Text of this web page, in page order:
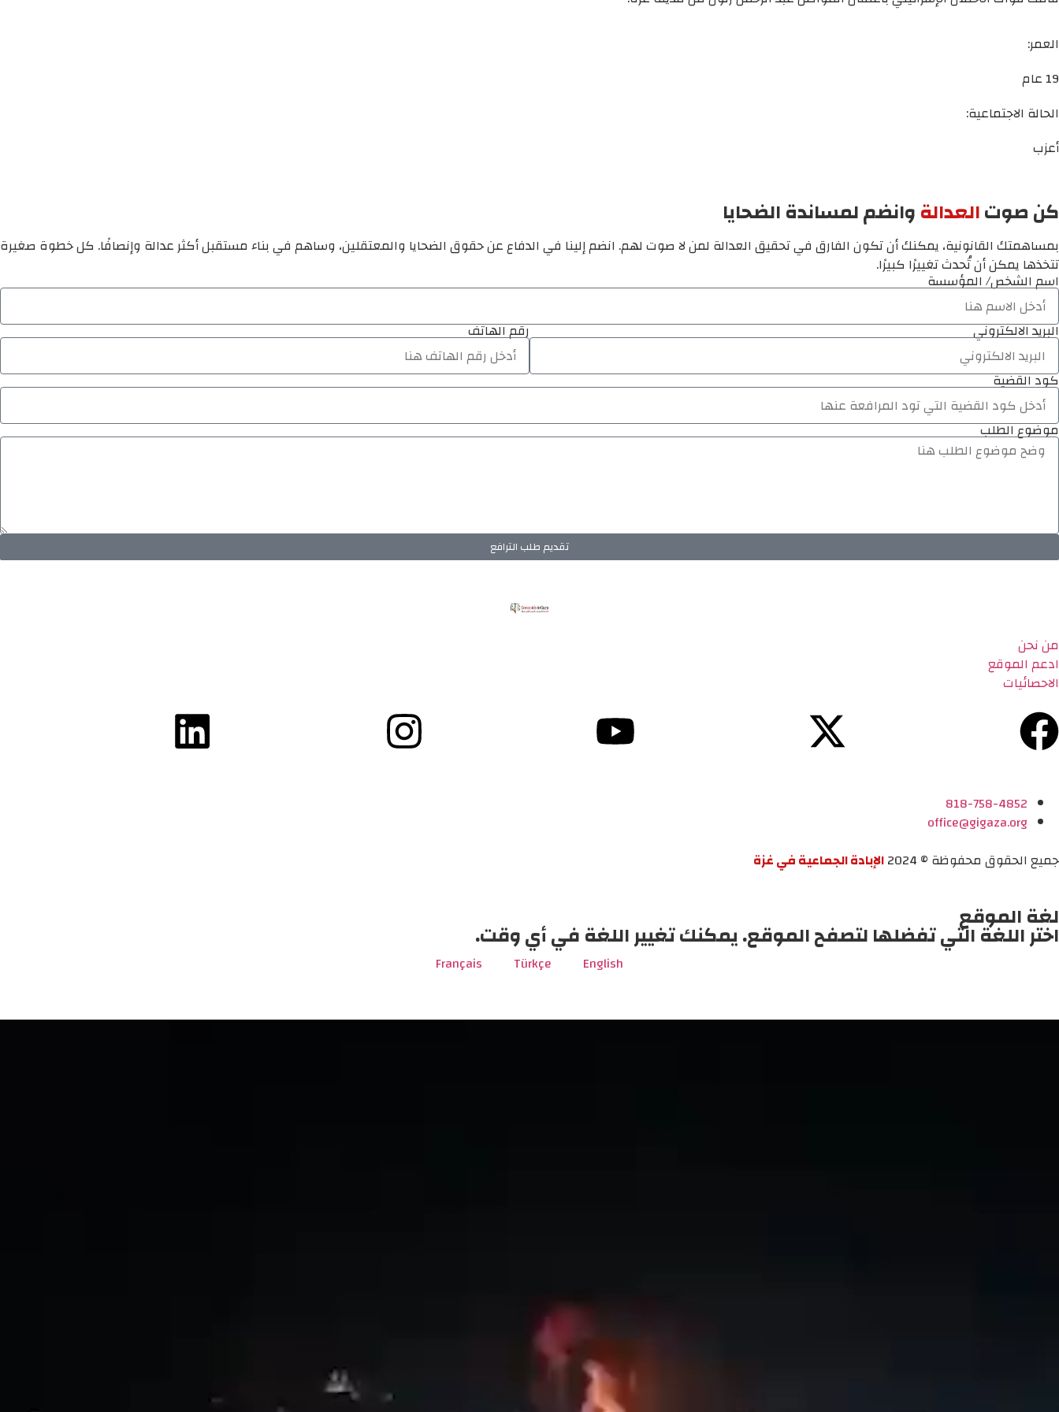
العمر:
19 عام
الحالة الاجتماعية:
أعزب
كن صوتالعدالةوانضم لمساندة الضحايا
بمساهمتك القانونية، يمكنك أن تكون الفارق في تحقيق العدالة لمن لا صوت لهم. انضم إلينا في الدفاع عن حقوق الضحايا والمعتقلين، وساهم في بناء مستقبل أكثر عدالة وإنصافًا. كل خطوة صغيرة
تتخذها يمكن أن تُحدث تغييرًا كبيرًا.
اسم الشخص/ المؤسسة
البريد الالكتروني رقم الهاتف
كود القضية
موضوع الطلب
تقديم طلب الترافع
من نحن
ادعم الموقع
الاحصائيات
818-758-4852
office@gigaza.org
جميع الحقوق محفوظة © 2024
الإبادة الجماعية في غزة
لغة الموقع
اختر اللغة التي تفضلها لتصفح الموقع. يمكنك تغيير اللغة في أي وقت.
English
Türkçe
Français